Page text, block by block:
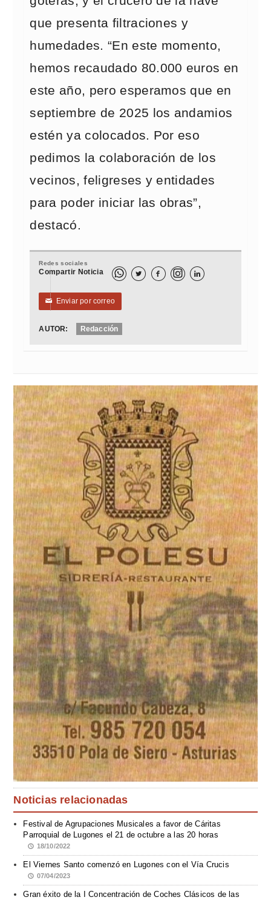
que presenta filtraciones y
humedades. “En este momento,
hemos recaudado 80.000 euros en
este año, pero esperamos que en
septiembre de 2025 los andamios
estén ya colocados. Por eso
pedimos la colaboración de los
vecinos, feligreses y entidades
para poder iniciar las obras”,
destacó.
Redes sociales
Compartir Noticia   
✉ Enviar por correo
AUTOR: Redacción
Noticias relacionadas
Festival de Agrupaciones Musicales a favor de Cáritas
Parroquial de Lugones el 21 de octubre a las 20 horas
18/10/2022
El Viernes Santo comenzó en Lugones con el Vía Crucis
07/04/2023
Gran éxito de la I Concentración de Coches Clásicos de las